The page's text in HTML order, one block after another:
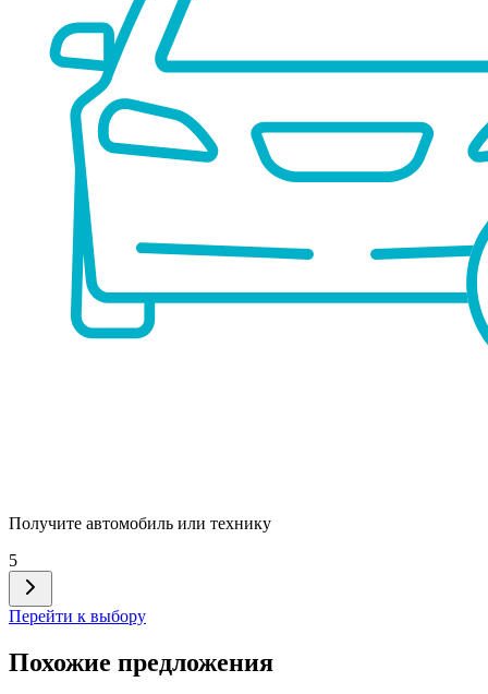
Получите автомобиль или технику
5
Перейти к выбору
Похожие предложения